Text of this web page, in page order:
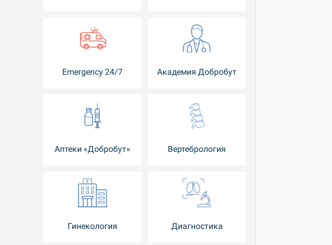
Emergency 24/7 Академия Добробут
Аптеки «Добробут» Вертебрология
Гинекология Диагностика